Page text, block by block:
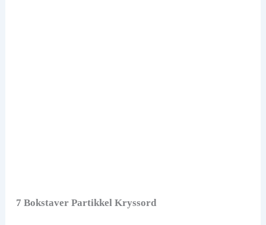
7 Bokstaver Partikkel Kryssord